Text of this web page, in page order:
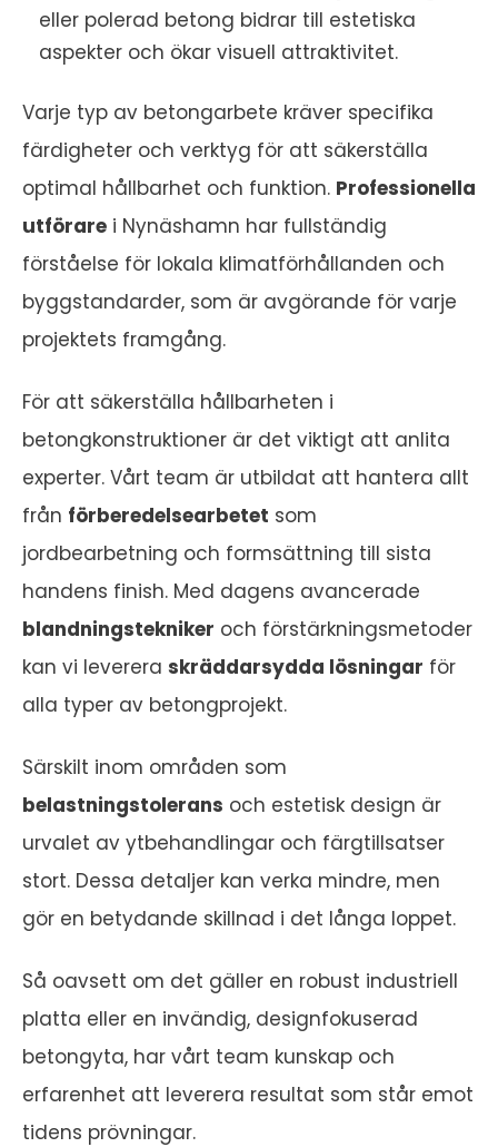
eller polerad betong bidrar till estetiska
aspekter och ökar visuell attraktivitet.
Varje typ av betongarbete kräver specifika
färdigheter och verktyg för att säkerställa
optimal hållbarhet och funktion. Professionella
utförare i Nynäshamn har fullständig
förståelse för lokala klimatförhållanden och
byggstandarder, som är avgörande för varje
projektets framgång.
För att säkerställa hållbarheten i
betongkonstruktioner är det viktigt att anlita
experter. Vårt team är utbildat att hantera allt
från förberedelsearbetet som
jordbearbetning och formsättning till sista
handens finish. Med dagens avancerade
blandningstekniker och förstärkningsmetoder
kan vi leverera skräddarsydda lösningar för
alla typer av betongprojekt.
Särskilt inom områden som
belastningstolerans och estetisk design är
urvalet av ytbehandlingar och färgtillsatser
stort. Dessa detaljer kan verka mindre, men
gör en betydande skillnad i det långa loppet.
Så oavsett om det gäller en robust industriell
platta eller en invändig, designfokuserad
betongyta, har vårt team kunskap och
erfarenhet att leverera resultat som står emot
tidens prövningar.